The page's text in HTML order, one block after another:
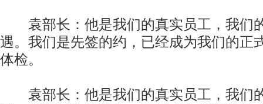
袁部长：他是我们的真实员工，我们
遇。我们是先签的约，已经成为我们的正
体检。
袁部长：他是我们的真实员工，我们